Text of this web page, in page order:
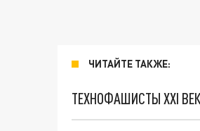
ЧИТАЙТЕ ТАКЖЕ:
ТЕХНОФАШИСТЫ XXI